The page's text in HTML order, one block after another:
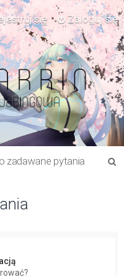
Zaloguj się
się
zadawane pytania